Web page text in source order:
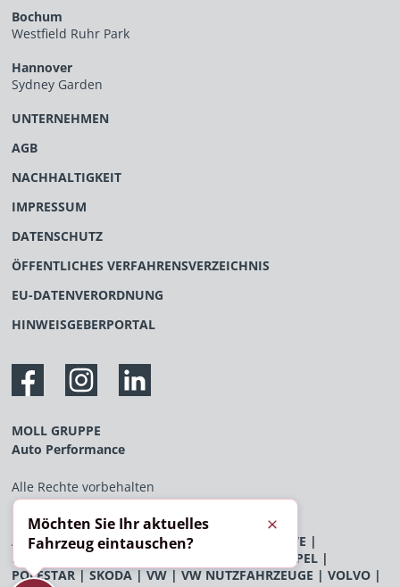
Bochum
Westfield Ruhr Park
Hannover
Sydney Garden
UNTERNEHMEN
AGB
NACHHALTIGKEIT
IMPRESSUM
DATENSCHUTZ
ÖFFENTLICHES VERFAHRENSVERZEICHNIS
EU-DATENVERORDNUNG
HINWEISGEBERPORTAL
MOLL GRUPPE
Auto Performance
Alle Rechte vorbehalten
AUDI|BENTLEY|BYD|FERRARI FLEXXDRIVE |
LAMBORGHINI
OPEL |
POLESTAR |SKODA |VW |VW NUTZFAHRZEUGE |VOLVO |
Möchten Sie Ihr aktuelles
Fahrzeug eintauschen?
Schließen